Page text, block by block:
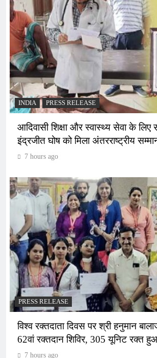
INDIA PRESS RELEASE
आदिवासी शिक्षा और स्वास्थ्य सेवा के लिए
इंद्रजीत घोष को मिला अंतरराष्ट्रीय
7 hours ago
PRESS RELEASE
विश्व रक्तदाता दिवस पर श्री हनुमान
62वां रक्तदान शिविर, 305 यूनिट रक्त
7 hours ago